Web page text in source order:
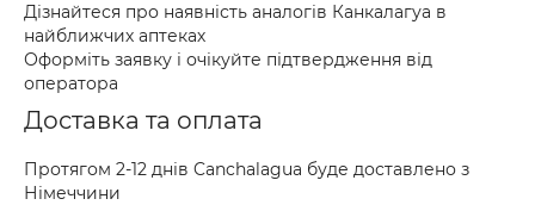
Дізнайтеся про наявність аналогів Канкалагуа в
найближчих аптеках
Оформіть заявку і очікуйте підтвердження від
оператора
Доставка та оплата
Протягом 2-12 днів Canchalagua буде доставлено з
Німеччини